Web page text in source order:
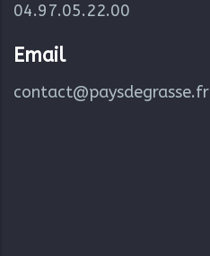
04.97.05.22.00
Email
contact@paysdegrasse.fr